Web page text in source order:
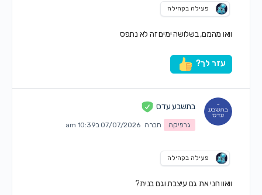
פעילה בקהילה
וואו מהמם, בשלושה ימים זה לא נתפס
עזר לך?
בתשבע עדס
גרפיקה חברה 07/07/2026 ב10:39 am
פעילה בקהילה
וואוו חני את גם עיצבת וגם בנית?